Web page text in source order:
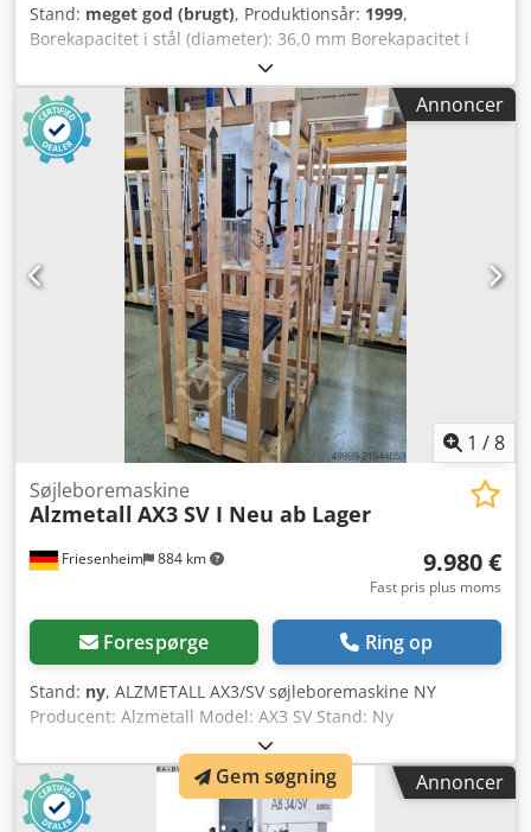
Stand: meget god (brugt), Produktionsår: 1999,
Borekapacitet i stål (diameter): 36,0 mm Borekapacitet i
støbejern: 45,0 mm Udladning: 300 mm Boredybde: 160
mm Optagelse: MK 4 Omdrejningstal område: 120-900 /
240-1780 o/min Søjlediameter: 145 mm Bordstørrelse: 615
x 460 mm Automatisk fremføring: 0,1 / 0,2 / 0,3 / 0,4
mm/omdr Samlet effektbehov: 1,75 / 2,5 kW Vægt: 440 kg
Mål: 1200 x 800 x 2300 mm Velholdt stand (!!) Aktuel nypris
ca. 18.000 Euro Specialpris på forespørgsel Udstyr: - robust
søjleboremaskine (kileremstræk) - elektromagnetisk
fremføringskobling = spindelfremføring * med
overbelastningssikring og elektrisk krydsgrebskontakt -
nødstop-knap med svampeknap (selvlåsende) i
frontpanelet Dcjdpfx Acsy Agpqs Dok - trinløs elektrisk
hastighedsregulering - digital omdrejningstæller - højre
omdrejningsretning af borepatronen - polskiftebar
drivmotor - trinløst indstillelig boredybdestop -
arbejdsbord med 2 x T-noter – højdejusterbart -
betjeningsvejledning på tysk
Annoncer
1 /8
Friesenheim 884 km
Søjleboremaskine
Alzmetall AX3 SV I Neu ab Lager
9.980 €
Fast pris plus moms
Forespørge Ring op
Stand: ny, ALZMETALL AX3/SV søjleboremaskine NY
Producent: Alzmetall Model: AX3 SV Stand: Ny
Borekapacitet i stål: 40 mm Gevindskæring i stål: M24
Gevindskæring i støbegods: M30 Kort spindel: MK 3
Spindelslag: 120 mm Brugbar udladning: 293 mm
Søjlediameter: 115 mm Maskinbord: 515 x 360 mm Afstand
Annoncer
Gem søgning